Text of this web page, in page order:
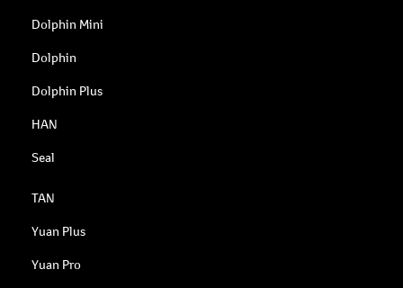
Dolphin Mini
Dolphin
Dolphin Plus
HAN
Seal
TAN
Yuan Plus
Yuan Pro